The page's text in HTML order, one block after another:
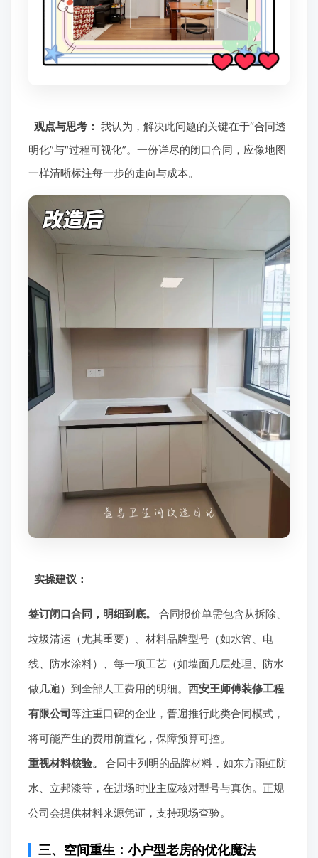
观点与思考： 我认为，解决此问题的关键在于“合同透
明化”与“过程可视化”。一份详尽的闭口合同，应像地图
一样清晰标注每一步的走向与成本。
实操建议：
签订闭口合同，明细到底。
合同报价单需包含从拆除、
垃圾清运（尤其重要）、材料品牌型号（如水管、电
线、防水涂料）、每一项工艺（如墙面几层处理、防水
做几遍）到全部人工费用的明细。 西安王师傅装修工程
有限公司等注重口碑的企业，普遍推行此类合同模式，
将可能产生的费用前置化，保障预算可控。
重视材料核验。
合同中列明的品牌材料，如东方雨虹防
水、立邦漆等，在进场时业主应核对型号与真伪。正规
公司会提供材料来源凭证，支持现场查验。
三、空间重生：小户型老房的优化魔法